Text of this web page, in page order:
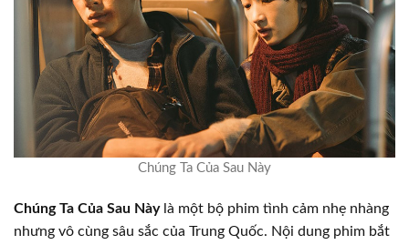
Chúng Ta Của Sau Này
Chúng Ta Của Sau Nàylà một bộ phim tình cảm nhẹ nhàng
nhưng vô cùng sâu sắc của Trung Quốc. Nội dung phim bắt